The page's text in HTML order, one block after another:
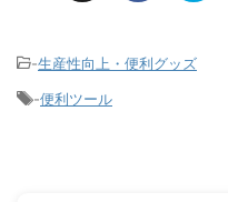
-生産性向上・便利グッズ
-便利ツール